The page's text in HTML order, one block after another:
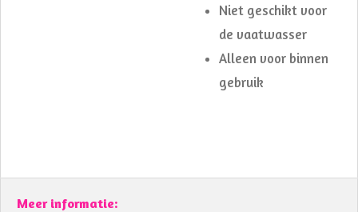
Niet geschikt voor
de vaatwasser
Alleen voor binnen
gebruik
Meer informatie: